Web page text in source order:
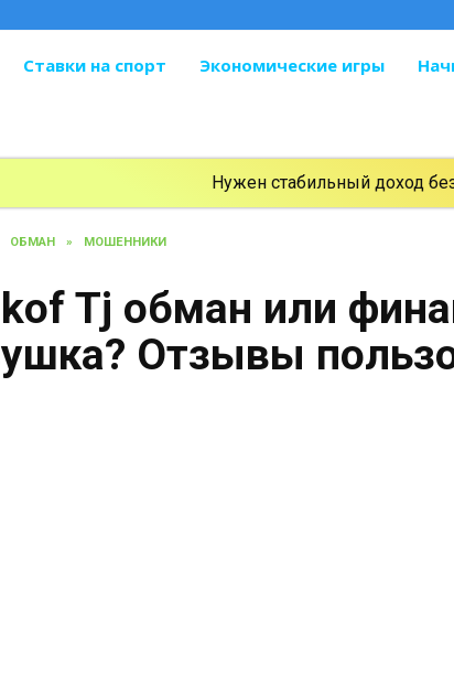
Ставки на спорт Экономические игры
Нужен стабильный доход
ОБМАН » МОШЕННИКИ
Tj обман или
Отзывы